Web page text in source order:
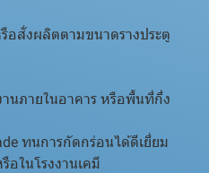
อสั่งผลิตตามขนาดรางประตู
านภายในอาคาร หรือพื้นที่กึ่ง
ทนการกัดกร่อนได้ดีเยี่ยม
อในโรงงานเคมี